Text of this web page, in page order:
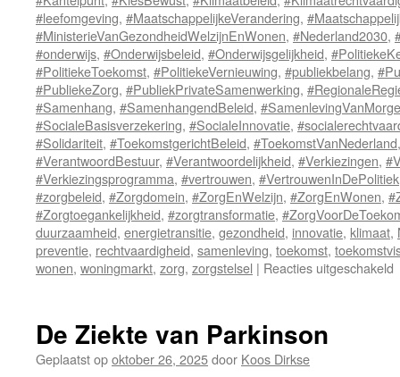
#leefomgeving, #MaatschappelijkeVerandering,
#MinisterieVanGezondheidWelzijnEnWonen, #Nederland2030,
#onderwijs, #Onderwijsbeleid, #Onderwijsgelijkheid,
#PolitiekeToekomst, #PolitiekeVernieuwing, #publiekbelang,
#PubliekeZorg, #PubliekPrivateSamenwerking,
#Samenhang, #SamenhangendBeleid,
#SocialeBasisverzekering, #SocialeInnovatie,
#Solidariteit, #ToekomstgerichtBeleid, #ToekomstVanNederland
#VerantwoordBestuur, #Verantwoordelijkheid, #Verkiezingen,
#Verkiezingsprogramma, #vertrouwen, #VertrouwenInDePolitiek
#zorgbeleid, #Zorgdomein, #ZorgEnWelzijn, #ZorgEnWonen,
#Zorgtoegankelijkheid, #zorgtransformatie,
duurzaamheid, energietransitie, gezondheid, innovatie, klimaat,
preventie, rechtvaardigheid, samenleving, toekomst,
wonen, woningmarkt, zorg, zorgstelsel | Reacties uitgeschakeld
De Ziekte van Parkinson
Geplaatst opoktober 26, 2025door Koos Dirkse